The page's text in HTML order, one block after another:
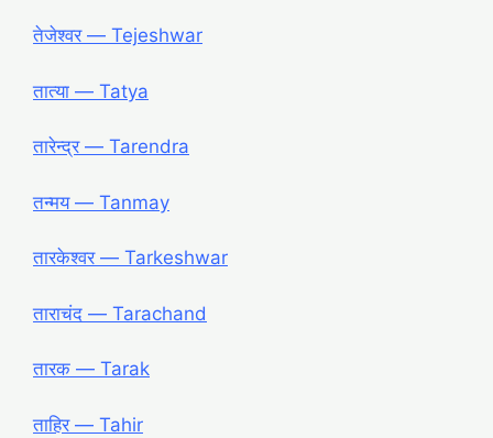
तेजेश्वर ― Tejeshwar
तात्या ― Tatya
तारेन्द्र ― Tarendra
तन्मय ― Tanmay
तारकेश्वर ― Tarkeshwar
ताराचंद ― Tarachand
तारक ― Tarak
ताहिर ― Tahir